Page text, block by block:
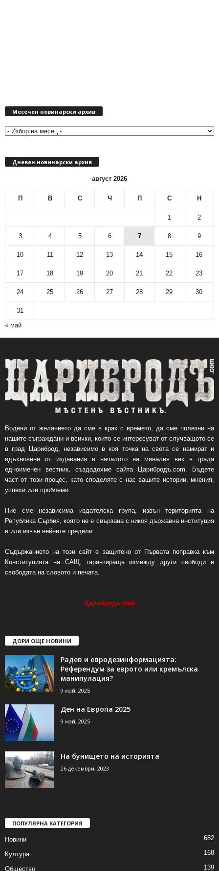
Месечен новинарски архив
в
а
р
с
к
и
а
Дневен новинарски архив
август 2026
П В С Ч П С Н
1 2
3 4 5 6 7 8 9
10 11 12 13 14 15 16
17 18 19 20 21 22 23
24 25 26 27 28 29 30
31
« май
Водени от желанието да сме в крак с времето, да сме полезни на
нашите съграждани и всички, които се интересуват от случващото се
в град Цариброд, независимо в коя точка на света се намират и
вдъхновени от издавания в началото на миналия век в града
едноименен вестник, създадохме сайта Царибродъ.com. Бъдете
част от този процес, като споделяте с нас вашите истории, мнения,
успехи или проблеми.
Ние сме независима издателска група, извън територията на
Република Сърбия, която не е свързана с никоя държавна институция
в или извън нейните предели.
Съдържанието на този сайт е защитено от Първата поправка към
Конституцията на САЩ, гарантираща измежду други свободи и
свободата на словото и печата.
Царибродъ.com
ДОРИ ОЩЕ НОВИНИ
Радев и евродезинформацията:
Референдум за еврото или кремълска
манипулация?
9 май, 2025
Ден на Европа 2025
9 май, 2025
На бунището на историята
26 декември, 2023
ПОПУЛЯРНА КАТЕГОРИЯ
Новини 682
Култура 168
Общество 139